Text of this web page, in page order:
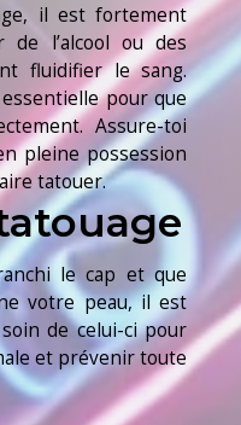
il est fortement
de l’alcool ou des
fluidifier le sang.
pour que
Assure-toi
pleine possession
tatouer.
le cap et que
votre peau, il est
de celui-ci pour
et prévenir toute